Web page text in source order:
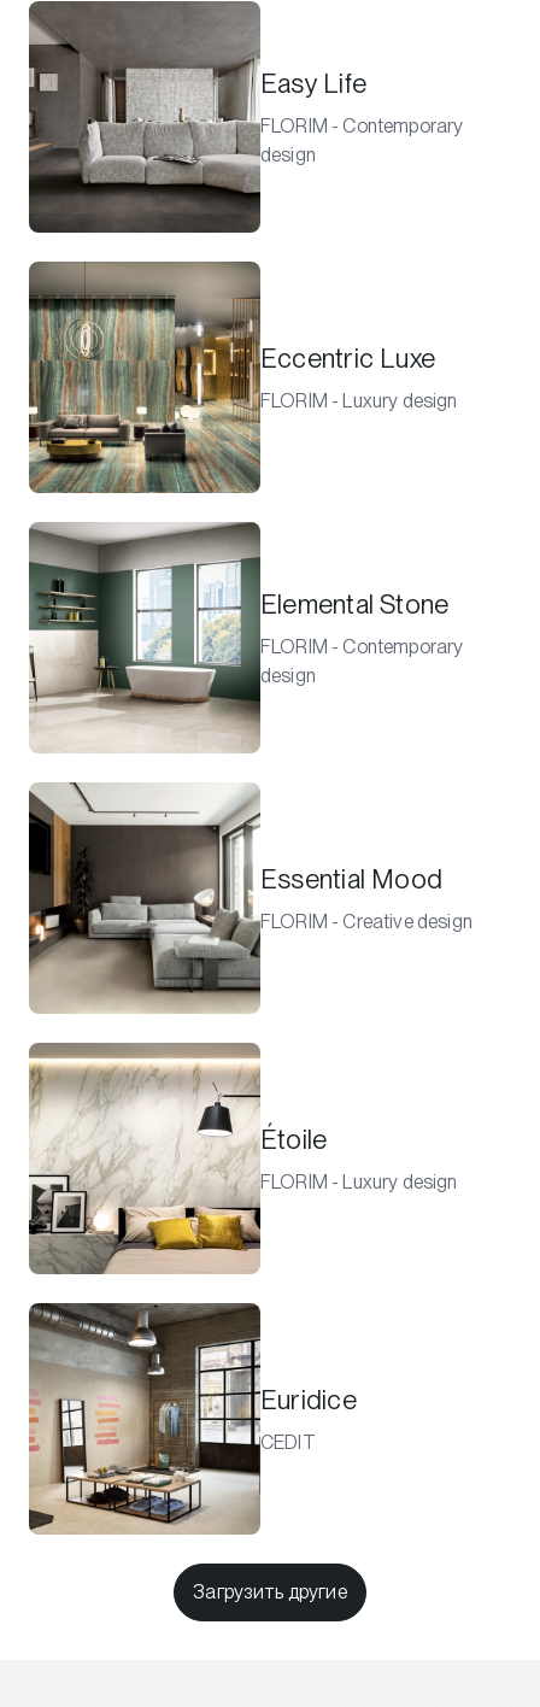
Easy Life
FLORIM - Contemporary
design
Eccentric Luxe
FLORIM - Luxury design
Elemental Stone
FLORIM - Contemporary
design
Essential Mood
FLORIM - Creative design
Étoile
FLORIM - Luxury design
Euridice
CEDIT
Загрузить другие